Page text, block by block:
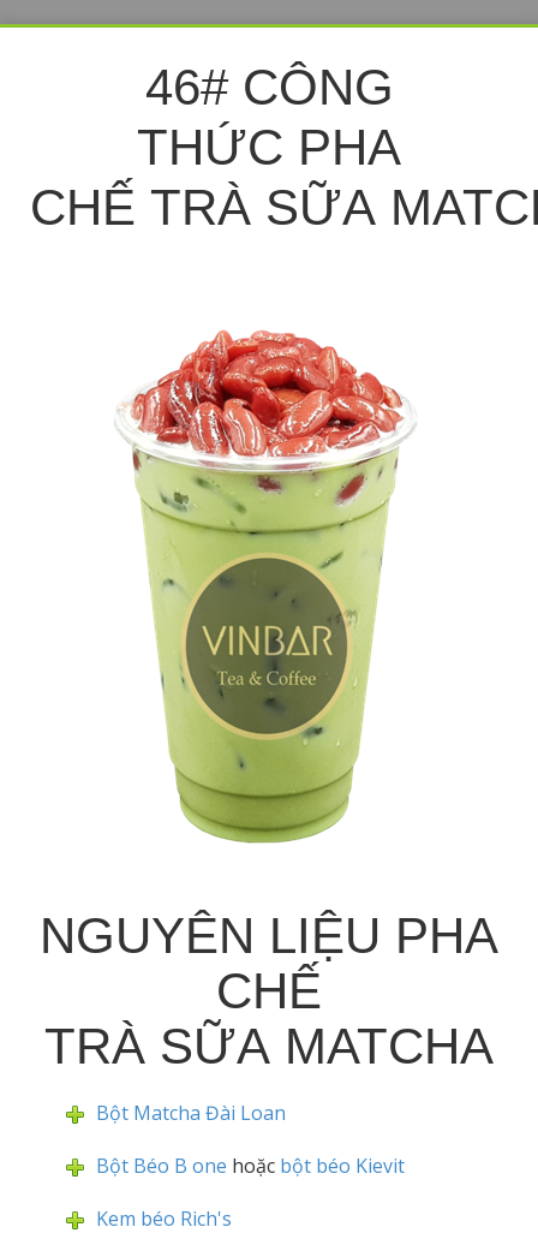
46# CÔNG
THỨC PHA
CHẾ TRÀ SỮA
NGUYÊN LIỆU PHA
CHẾ
TRÀ SỮA MATCHA
Bột Matcha Đài Loan
Bột Béo B one hoặc bột béo Kievit
Kem béo Rich's